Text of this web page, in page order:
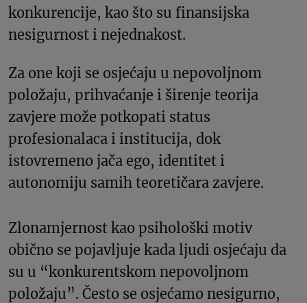
konkurencije, kao što su finansijska
nesigurnost i nejednakost.
Za one koji se osjećaju u nepovoljnom
položaju, prihvaćanje i širenje teorija
zavjere može potkopati status
profesionalaca i institucija, dok
istovremeno jača ego, identitet i
autonomiju samih teoretičara zavjere.
Zlonamjernost kao psihološki motiv
obično se pojavljuje kada ljudi osjećaju da
su u “konkurentskom nepovoljnom
položaju”. Često se osjećamo nesigurno,